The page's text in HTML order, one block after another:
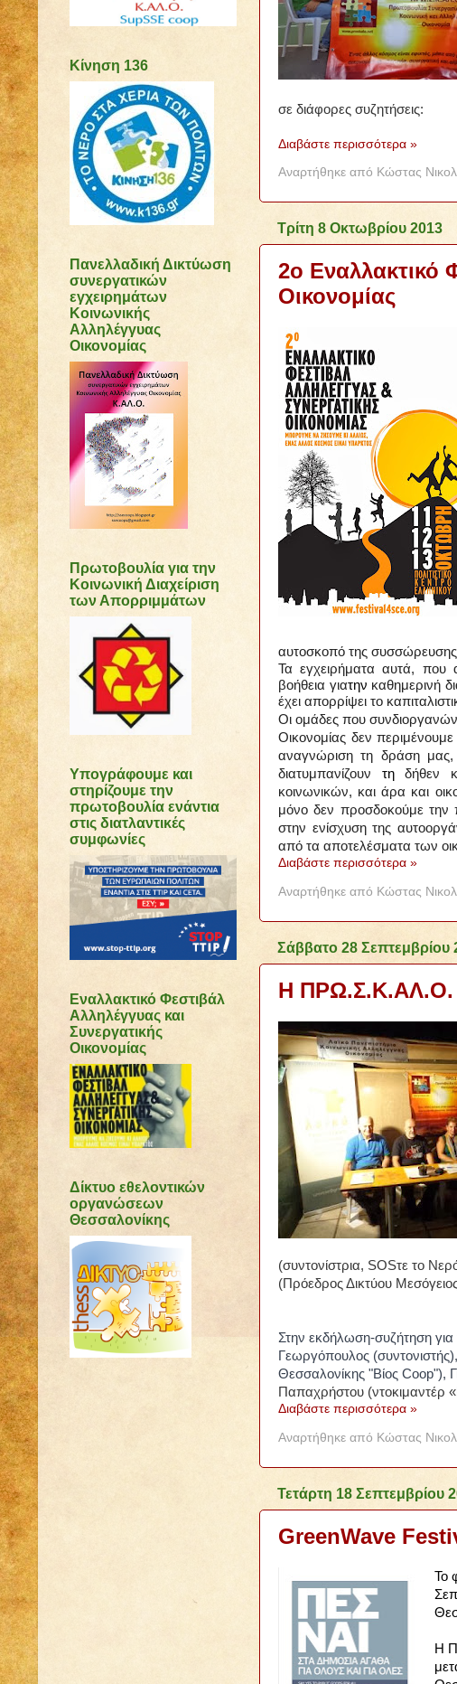
σε διάφορες συζητήσεις:
Διαβάστε περισσότερα »
Αναρτήθηκε από Κώστας
Τρίτη 8 Οκτωβρίου 2013
2ο Εναλλακτικό
Οικονομίας
αυτοσκοπό της
Τα εγχειρήματα αυτά, που
βοήθεια γιατην καθημερινή
έχει απορρίψει το
Οι ομάδες που
Οικονομίας δεν
αναγνώριση τη δράση
διατυμπανίζουν
τη
δήθεν
κοινωνικών, και άρα και
μόνο δεν προσδοκούμε την
στην ενίσχυση της
από τα αποτελέσματα των
Διαβάστε περισσότερα »
Αναρτήθηκε από Κώστας
Σάββατο 28 Σεπτεμβρίου
Η ΠΡΩ.Σ.Κ.ΑΛ.Ο.
(συντονίστρια, SOSτε το
(Πρόεδρος Δικτύου
Στην εκδήλωση-συζήτηση για
Γεωργόπουλος (συντονιστής),
Θεσσαλονίκης "Βίος Coop"),
Παπαχρήστου (ντοκιμαντέρ «
Διαβάστε περισσότερα »
Αναρτήθηκε από Κώστας
Τετάρτη 18 Σεπτεμβρίου
GreenWave
Το
Η
Κίνηση 136
Πανελλαδική Δικτύωση
συνεργατικών
εγχειρημάτων
Κοινωνικής
Αλληλέγγυας
Οικονομίας
Πρωτοβουλία για την
Κοινωνική Διαχείριση
των Απορριμμάτων
Υπογράφουμε και
στηρίζουμε την
πρωτοβουλία ενάντια
στις διατλαντικές
συμφωνίες
Εναλλακτικό Φεστιβάλ
Αλληλέγγυας και
Συνεργατικής
Οικονομίας
Δίκτυο εθελοντικών
οργανώσεων
Θεσσαλονίκης